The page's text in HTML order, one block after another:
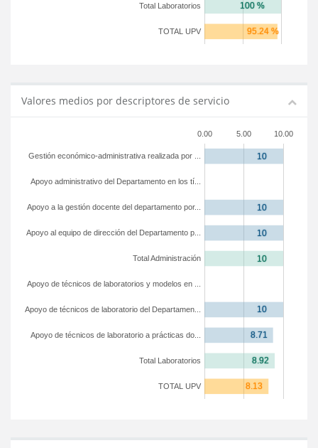
TOTAL UPV
Total Laboratorios
Valores medios por descriptores de servicio
0.00 5.00 10.00
TOTAL UPV
Total Laboratorios
Apoyo de técnicos de laboratorio a prácticas do...
Apoyo de técnicos de laboratorio del Departamen...
Apoyo de técnicos de laboratorios y modelos en ...
Total Administración
Apoyo al equipo de dirección del Departamento p...
Apoyo a la gestión docente del departamento por...
Apoyo administrativo del Departamento en los tí...
Gestión económico-administrativa realizada por ...